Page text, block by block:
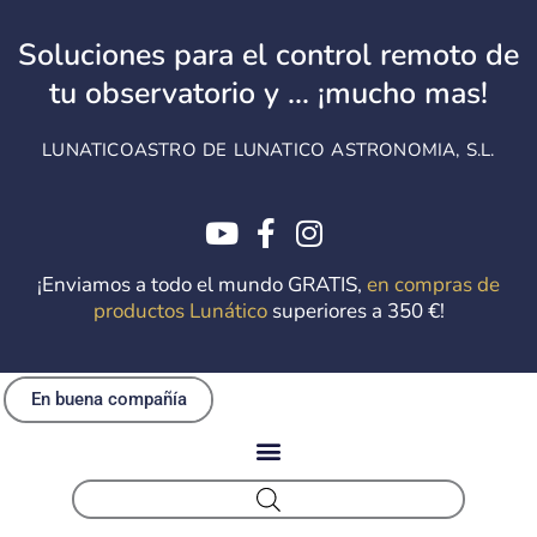
contenido
Soluciones para el control remoto de
tu observatorio y ... ¡mucho mas!
LUNATICOASTRO DE LUNATICO ASTRONOMIA, S.L.
¡Enviamos a todo el mundo GRATIS, en compras de
productos Lunáticosuperiores a 350 €!
En buena compañía